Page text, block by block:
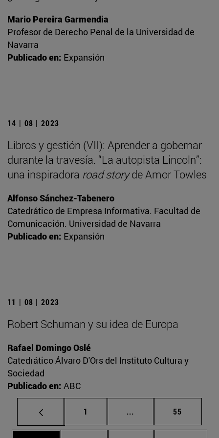
Mario Pereira Garmendia
Profesor de Derecho Penal de la Universidad de
Navarra
Publicado en: Expansión
14 | 08 | 2023
Libros y gestión (VII): Aprender a gobernar
durante la travesía. “La autopista Lincoln”:
una inspiradora road storyde Amor Towles
Alfonso Sánchez-Tabenero
Catedrático de Empresa Informativa. Facultad de
Comunicación. Universidad de Navarra
Publicado en: Expansión
11 | 08 | 2023
Robert Schuman y su idea de Europa
Rafael Domingo Oslé
Catedrático Álvaro D'Ors del Instituto Cultura y
Sociedad
Publicado en: ABC
Página
1 ... Páginas intermedias
Página
55